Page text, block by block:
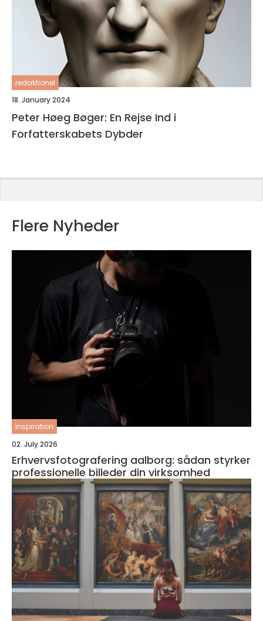
redaktionel
18. January 2024
Peter Høeg Bøger: En Rejse Ind i
Forfatterskabets Dybder
Flere Nyheder
inspiration
02. July 2026
Erhvervsfotografering aalborg: sådan styrker
professionelle billeder din virksomhed